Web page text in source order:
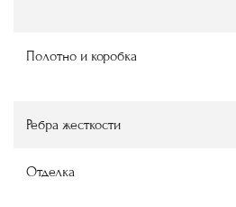
Полотно и коробка
Ребра жесткости
Отделка